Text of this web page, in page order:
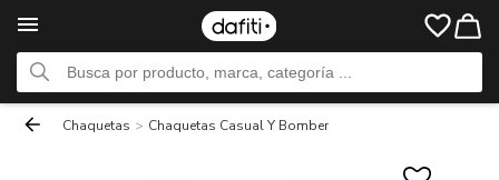
Chaquetas > Chaquetas Casual Y Bomber